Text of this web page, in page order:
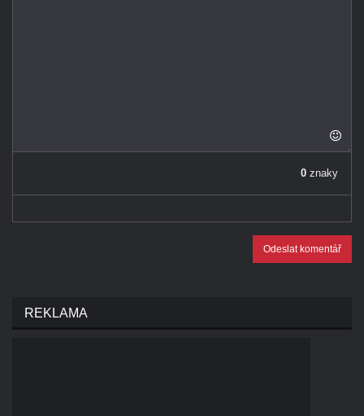
0 znaky
Odeslat komentář
REKLAMA